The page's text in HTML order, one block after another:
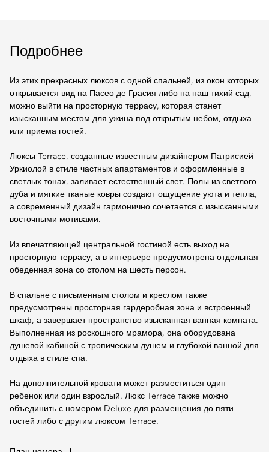
Подробнее
Из этих прекрасных люксов с одной спальней, из окон которых
открывается вид на Пасео-де-Грасия либо на наш тихий сад,
можно выйти на просторную террасу, которая станет
изысканным местом для ужина под открытым небом, отдыха
или приема гостей.
Люксы Terrace, созданные известным дизайнером Патрисией
Уркиолой в стиле частных апартаментов и оформленные в
светлых тонах, заливает естественный свет. Полы из светлого
дуба и мягкие тканые ковры создают ощущение уюта и тепла,
а современный дизайн гармонично сочетается с изысканными
восточными мотивами.
Из впечатляющей центральной гостиной есть выход на
просторную террасу, а в интерьере предусмотрена отдельная
обеденная зона со столом на шесть персон.
В спальне с письменным столом и креслом также
предусмотрены просторная гардеробная зона и встроенный
шкаф, а завершает пространство изысканная ванная комната.
Выполненная из роскошного мрамора, она оборудована
душевой кабиной с тропическим душем и глубокой ванной для
отдыха в стиле спа.
На дополнительной кровати может разместиться один
ребенок или один взрослый. Люкс Terrace также можно
объединить с номером Deluxe для размещения до пяти
гостей либо с другим люксом Terrace.